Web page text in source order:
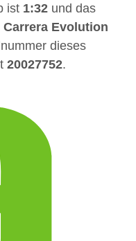
ist 1:32 und das
Carrera Evolution
dieses
20027752.